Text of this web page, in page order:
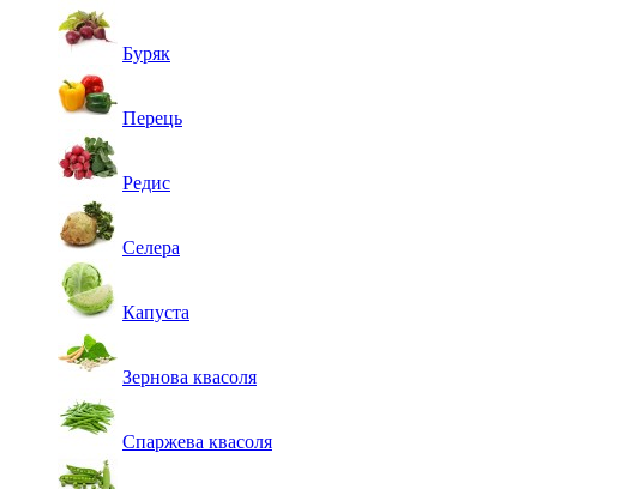
Буряк
Перець
Редис
Селера
Капуста
Зернова квасоля
Спаржева квасоля